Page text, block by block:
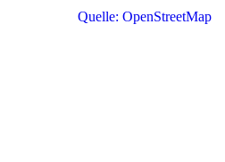
Quelle: OpenStreetMap